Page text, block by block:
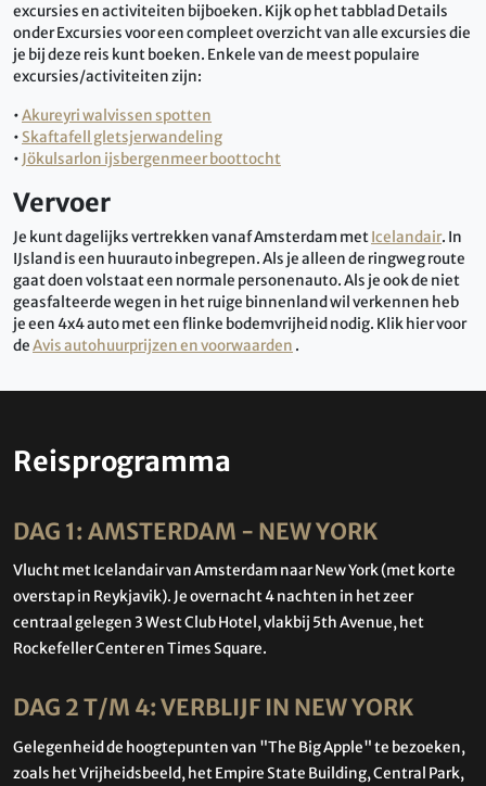
excursies en activiteiten bijboeken. Kijk op het tabblad Details
onder Excursies voor een compleet overzicht van alle excursies die
je bij deze reis kunt boeken. Enkele van de meest populaire
excursies/activiteiten zijn:
•Akureyri walvissen spotten
• Skaftafell gletsjerwandeling
• Jökulsarlon ijsbergenmeer boottocht
Vervoer
Je kunt dagelijks vertrekken vanaf Amsterdam metIcelandair. In
IJsland is een huurauto inbegrepen. Als je alleen de ringweg route
gaat doen volstaat een normale personenauto. Als je ook de niet
geasfalteerde wegen in het ruige binnenland wil verkennen heb
je een 4x4 auto met een flinke bodemvrijheid nodig. Klik hier voor
deAvis autohuurprijzen en voorwaarden .
Reisprogramma
DAG 1: AMSTERDAM - NEW YORK
Vlucht met Icelandair van Amsterdam naar New York (met korte
overstap in Reykjavik). Je overnacht 4 nachten in het zeer
centraal gelegen 3 West Club Hotel, vlakbij 5th Avenue, het
Rockefeller Center en Times Square.
DAG 2 T/M 4: VERBLIJF IN NEW YORK
Gelegenheid de hoogtepunten van "The Big Apple" te bezoeken,
zoals het Vrijheidsbeeld, het Empire State Building, Central Park,